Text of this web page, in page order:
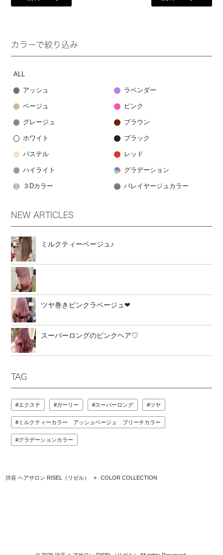
カラーで絞り込み
ALL
アッシュ ラベンダー
ベージュ ピンク
グレージュ ブラウン
ホワイト ブラック
パステル レッド
ハイライト グラデーション
３Dカラー バレイヤージュカラー
NEW ARTICLES
ミルクティーベージュ♪
ツヤ巻きピンクラベージュ❤︎
スーパーロングのピンクヘア♡
TAG
エクステ ガーリー スーパーロング ツヤ
ミルクティーカラー アッシュベージュ ブリーチカラー
グラデーションカラー
渋谷 ヘアサロン RISEL（リゼル） » COLOR COLLECTION